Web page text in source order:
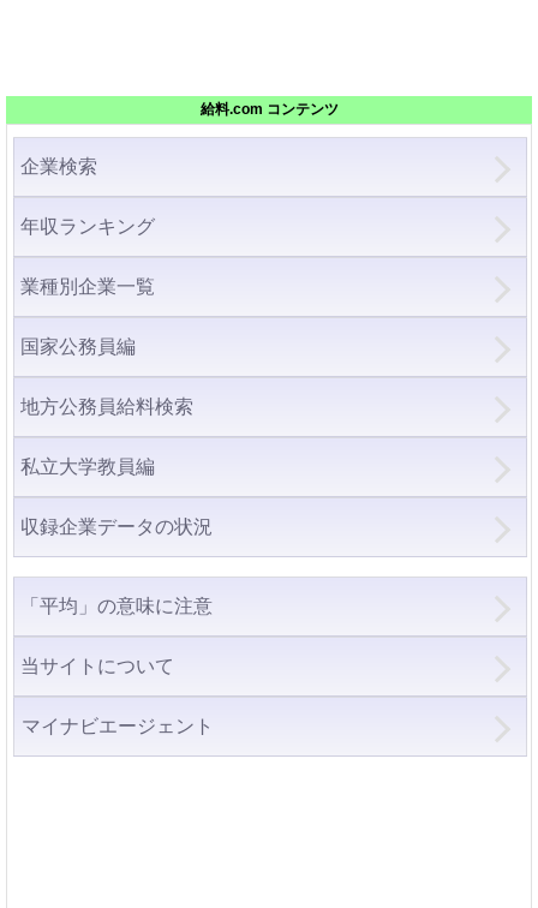
給料.com コンテンツ
企業検索
年収ランキング
業種別企業一覧
国家公務員編
地方公務員給料検索
私立大学教員編
収録企業データの状況
「平均」の意味に注意
当サイトについて
マイナビエージェント